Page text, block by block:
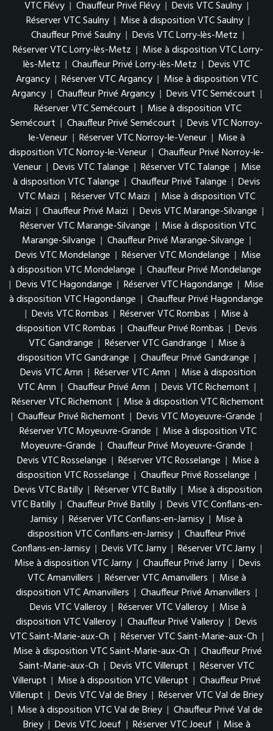
VTC Flévy | Chauffeur Privé Flévy | Devis VTC Saulny |
Réserver VTC Saulny | Mise à disposition VTC Saulny |
Chauffeur Privé Saulny | Devis VTC Lorry-lès-Metz |
Réserver VTC Lorry-lès-Metz | Mise à disposition VTC Lorry-
lès-Metz | Chauffeur Privé Lorry-lès-Metz | Devis VTC
Argancy | Réserver VTC Argancy | Mise à disposition VTC
Argancy | Chauffeur Privé Argancy | Devis VTC Semécourt |
Réserver VTC Semécourt | Mise à disposition VTC
Semécourt | Chauffeur Privé Semécourt | Devis VTC Norroy-
le-Veneur | Réserver VTC Norroy-le-Veneur | Mise à
disposition VTC Norroy-le-Veneur | Chauffeur Privé Norroy-le-
Veneur | Devis VTC Talange | Réserver VTC Talange | Mise
à disposition VTC Talange | Chauffeur Privé Talange | Devis
VTC Maizi | Réserver VTC Maizi | Mise à disposition VTC
Maizi | Chauffeur Privé Maizi | Devis VTC Marange-Silvange |
Réserver VTC Marange-Silvange | Mise à disposition VTC
Marange-Silvange | Chauffeur Privé Marange-Silvange |
Devis VTC Mondelange | Réserver VTC Mondelange | Mise
à disposition VTC Mondelange | Chauffeur Privé Mondelange
| Devis VTC Hagondange | Réserver VTC Hagondange | Mise
à disposition VTC Hagondange | Chauffeur Privé Hagondange
| Devis VTC Rombas | Réserver VTC Rombas | Mise à
disposition VTC Rombas | Chauffeur Privé Rombas | Devis
VTC Gandrange | Réserver VTC Gandrange | Mise à
disposition VTC Gandrange | Chauffeur Privé Gandrange |
Devis VTC Amn | Réserver VTC Amn | Mise à disposition
VTC Amn | Chauffeur Privé Amn | Devis VTC Richemont |
Réserver VTC Richemont | Mise à disposition VTC Richemont
| Chauffeur Privé Richemont | Devis VTC Moyeuvre-Grande |
Réserver VTC Moyeuvre-Grande | Mise à disposition VTC
Moyeuvre-Grande | Chauffeur Privé Moyeuvre-Grande |
Devis VTC Rosselange | Réserver VTC Rosselange | Mise à
disposition VTC Rosselange | Chauffeur Privé Rosselange |
Devis VTC Batilly | Réserver VTC Batilly | Mise à disposition
VTC Batilly | Chauffeur Privé Batilly | Devis VTC Conflans-en-
Jarnisy | Réserver VTC Conflans-en-Jarnisy | Mise à
disposition VTC Conflans-en-Jarnisy | Chauffeur Privé
Conflans-en-Jarnisy | Devis VTC Jarny | Réserver VTC Jarny |
Mise à disposition VTC Jarny | Chauffeur Privé Jarny | Devis
VTC Amanvillers | Réserver VTC Amanvillers | Mise à
disposition VTC Amanvillers | Chauffeur Privé Amanvillers |
Devis VTC Valleroy | Réserver VTC Valleroy | Mise à
disposition VTC Valleroy | Chauffeur Privé Valleroy | Devis
VTC Saint-Marie-aux-Ch | Réserver VTC Saint-Marie-aux-Ch |
Mise à disposition VTC Saint-Marie-aux-Ch | Chauffeur Privé
Saint-Marie-aux-Ch | Devis VTC Villerupt | Réserver VTC
Villerupt | Mise à disposition VTC Villerupt | Chauffeur Privé
Villerupt | Devis VTC Val de Briey | Réserver VTC Val de Briey
| Mise à disposition VTC Val de Briey | Chauffeur Privé Val de
Briey | Devis VTC Joeuf | Réserver VTC Joeuf | Mise à